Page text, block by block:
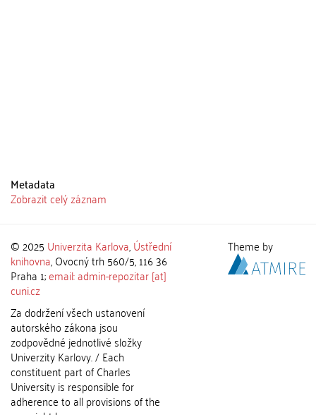
Metadata
Zobrazit celý záznam
© 2025 Univerzita Karlova,Ústřední
knihovna, Ovocný trh 560/5, 116 36
Praha 1;email: admin-repozitar [at]
cuni.cz
Za dodržení všech ustanovení
autorského zákona jsou
zodpovědné jednotlivé složky
Univerzity Karlovy. / Each
constituent part of Charles
University is responsible for
adherence to all provisions of the
Theme by